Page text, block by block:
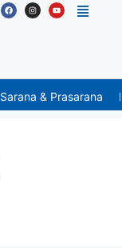
Sarana & Prasarana